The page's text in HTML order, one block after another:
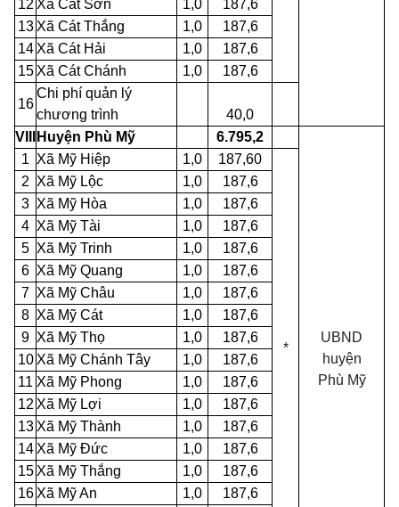
12 Xã Cát Sơn 1,0
187,6
13 Xã Cát Thắng 1,0
187,6
14 Xã Cát Hải 1,0
187,6
15 Xã Cát Chánh 1,0 187,6
16
Chi phí quản lý
chương trình
40,0
VIII
Huyện Phù Mỹ 6.795,2
UBND
huyện
Phù Mỹ
1 Xã Mỹ Hiệp 1,0 187,60
*
2 Xã Mỹ Lộc 1,0
187,6
3 Xã Mỹ Hòa 1,0
187,6
4 Xã Mỹ Tài 1,0
187,6
5 Xã Mỹ Trinh 1,0
187,6
6 Xã Mỹ Quang 1,0
187,6
7 Xã Mỹ Châu 1,0
187,6
8 Xã Mỹ Cát 1,0
187,6
9 Xã Mỹ Thọ 1,0
187,6
10 Xã Mỹ Chánh Tây 1,0
187,6
11 Xã Mỹ Phong 1,0
187,6
12 Xã Mỹ Lợi 1,0
187,6
13 Xã Mỹ Thành 1,0
187,6
14 Xã Mỹ Đức 1,0
187,6
15 Xã Mỹ Thắng 1,0
187,6
16 Xã Mỹ An 1,0 187,6